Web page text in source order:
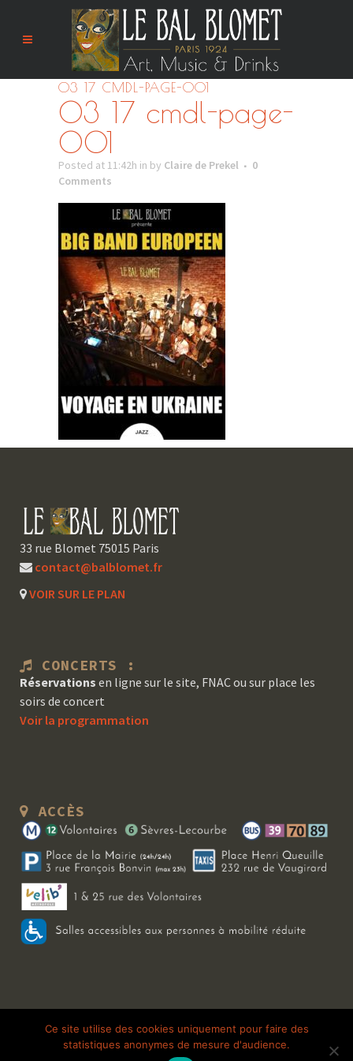
03 17 CMDL-PAGE-001
03 17 cmdl-page-
001
Posted at 11:42h in by Claire de Prekel
0
Comments
33 rue Blomet 75015 Paris
contact@balblomet.fr
VOIR SUR LE PLAN
CONCERTS :
Réservations en ligne sur le site, FNAC ou sur place les
soirs de concert
Voir la programmation
ACCÈS
Copyright 2026 Le Bal Blomet | Tous droits réservés | Mentions légales
Galerie photo
Ce site utilise des cookies uniquement pour faire des
statistiques anonymes de mesure d'audience.